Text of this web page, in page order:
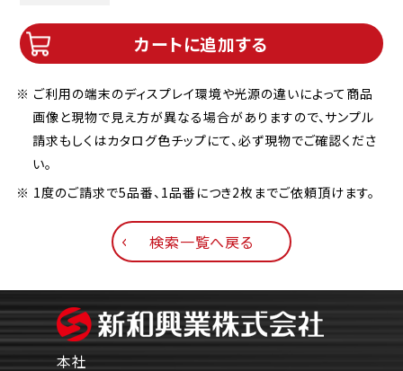
カートに追加する
※ ご利用の端末のディスプレイ環境や光源の違いによって商品
画像と現物で見え方が異なる場合がありますので、サンプル
請求もしくはカタログ色チップにて、必ず現物でご確認くださ
い。
※ 1度のご請求で5品番、1品番につき2枚までご依頼頂けます。
検索一覧へ戻る
本社